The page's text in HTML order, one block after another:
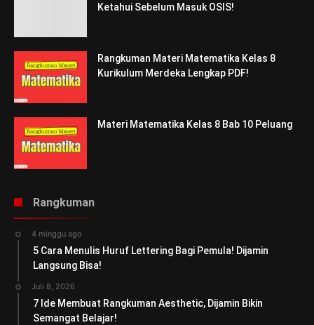
Ketahui Sebelum Masuk OSIS!
Rangkuman Materi Matematika Kelas 8
Kurikulum Merdeka Lengkap PDF!
Materi Matematika Kelas 8 Bab 10 Peluang
Rangkuman
4 minggu ago
5 Cara Menulis Huruf Lettering Bagi Pemula! Dijamin
Langsung Bisa!
Juli 8, 2026
7 Ide Membuat Rangkuman Aesthetic, Dijamin Bikin
Semangat Belajar!